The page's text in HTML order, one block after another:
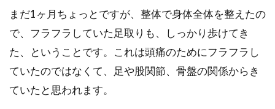
まだ1ヶ月ちょっとですが、整体で身体全体を整えたの
で、フラフラしていた足取りも、しっかり歩けてき
た、ということです。これは頭痛のためにフラフラし
ていたのではなくて、足や股関節、骨盤の関係からき
ていたと思われます。